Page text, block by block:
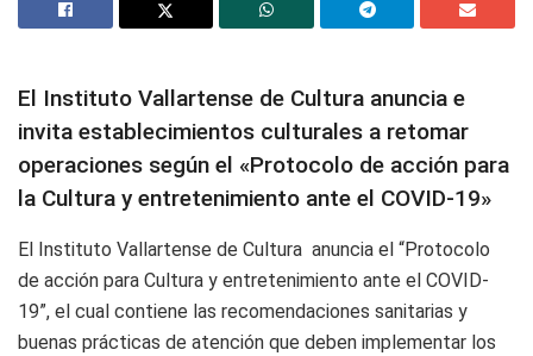
El Instituto Vallartense de Cultura anuncia e
invita establecimientos culturales a retomar
operaciones según el «Protocolo de acción para
la Cultura y entretenimiento ante el COVID-19»
El Instituto Vallartense de Cultura anuncia el “Protocolo
de acción para Cultura y entretenimiento ante el COVID-
19”, el cual contiene las recomendaciones sanitarias y
buenas prácticas de atención que deben implementar los